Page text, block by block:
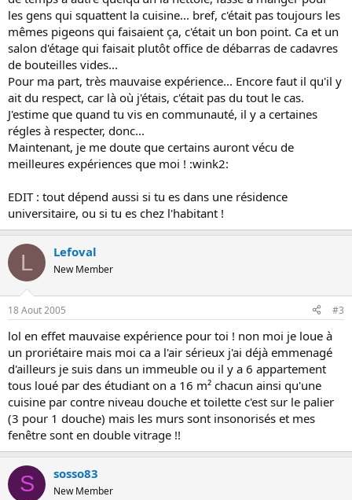
les gens qui squattent la cuisine... bref, c'était pas toujours les
mêmes pigeons qui faisaient ça, c'était un bon point. Ca et un
salon d'étage qui faisait plutôt office de débarras de cadavres
de bouteilles vides...
Pour ma part, très mauvaise expérience... Encore faut il qu'il y
ait du respect, car là où j'étais, c'était pas du tout le cas.
J'estime que quand tu vis en communauté, il y a certaines
régles à respecter, donc...
Maintenant, je me doute que certains auront vécu de
meilleures expériences que moi ! :wink2:
EDIT : tout dépend aussi si tu es dans une résidence
universitaire, ou si tu es chez l'habitant !
L Lefoval
New Member
18 Aout 2005 #3
lol en effet mauvaise expérience pour toi ! non moi je loue à
un proriétaire mais moi ca a l'air sérieux j'ai déjà emmenagé
d'ailleurs je suis dans un immeuble ou il y a 6 appartement
tous loué par des étudiant on a 16 m² chacun ainsi qu'une
cuisine par contre niveau douche et toilette c'est sur le palier
(3 pour 1 douche) mais les murs sont insonorisés et mes
fenêtre sont en double vitrage !!
S sosso83
New Member